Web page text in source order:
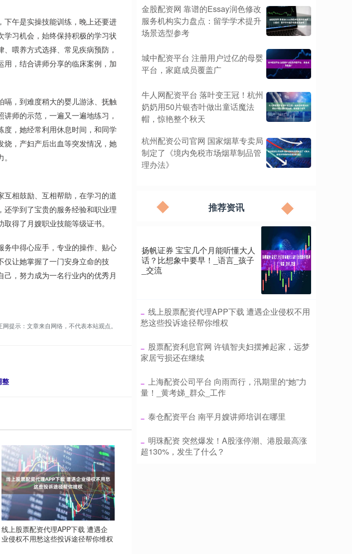
下午是实操技能训练，晚上还要进
习机会，始终保持积极的学习状
喂养方式选择、常见疾病预防，
，结合讲师分享的临床案例，加
，到难度稍大的婴儿游泳、抚触
师的示范，一遍又一遍地练习，
度，她经常利用休息时间，和同学
烧，产妇产后出血等突发情况，她
相鼓励、互相帮助，在学习的道
学到了宝贵的服务经验和职业理
得了月嫂职业技能等级证书。
务中得心应手，专业的操作、贴心
仅让她掌握了一门安身立命的技
，努力成为一名行业内的优秀月
网提示：文章来自网络，不代表本站观点。
整
线上股票配资代理APP下载 遭遇企
业侵权不用愁这些投诉途径帮你维权
金股配资网 靠谱的Essay润色修改
服务机构实力盘点：留学学术提升
场景选型参考
城中配资平台 注册用户过亿的母婴
平台，家庭成员覆盖广
牛人网配资平台 落叶变王冠！杭州
奶奶用50片银杏叶做出童话魔法
帽，惊艳整个秋天
杭州配资公司官网 国家烟草专卖局
制定了《境内免税市场烟草制品管
理办法》
推荐资讯
扬帆证券 宝宝几个月能听懂大人
话？比想象中要早！_语言_孩子
_交流
​线上股票配资代理APP下载 遭遇企业侵权不用
愁这些投诉途径帮你维权
​股票配资利息官网 许镇智夫妇摆摊起家，远梦
家居亏损还在继续
​上海配资公司平台 向雨而行，汛期里的“她”力
量！_黄考娣_群众_工作
​泰仓配资平台 南平月嫂讲师培训在哪里
​明珠配资 突然爆发！A股涨停潮、港股最高涨
超130%，发生了什么？